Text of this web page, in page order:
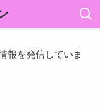
報を発信していま